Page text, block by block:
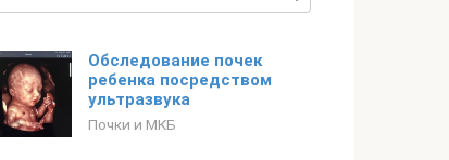
Обследование почек
ребенка посредством
ультразвука
Почки и МКБ